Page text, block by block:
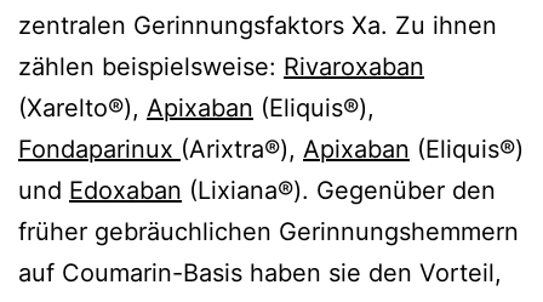
zentralen Gerinnungsfaktors Xa. Zu ihnen
zählen beispielsweise: Rivaroxaban
(Xarelto®), Apixaban (Eliquis®),
Fondaparinux (Arixtra®), Apixaban (Eliquis®)
und Edoxaban (Lixiana®). Gegenüber den
früher gebräuchlichen Gerinnungshemmern
auf Coumarin-Basis haben sie den Vorteil,